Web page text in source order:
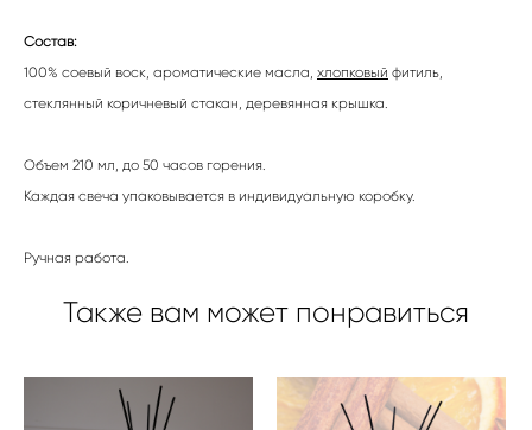
Состав:
100% соевый воск, ароматические масла, хлопковый фитиль,
стеклянный коричневый стакан, деревянная крышка.
Объем 210 мл, до 50 часов горения.
Каждая свеча упаковывается в индивидуальную коробку.
Ручная работа.
Также вам может понравиться